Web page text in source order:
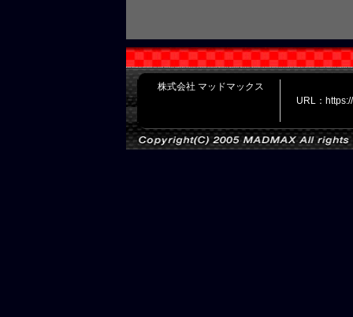
株式会社 マッドマックス
URL：